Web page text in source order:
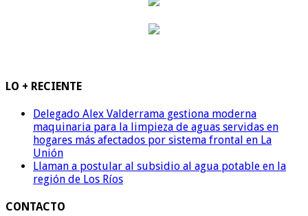
LO + RECIENTE
Delegado Alex Valderrama gestiona moderna
maquinaria para la limpieza de aguas servidas en
hogares más afectados por sistema frontal en La
Unión
Llaman a postular al subsidio al agua potable en la
región de Los Ríos
CONTACTO